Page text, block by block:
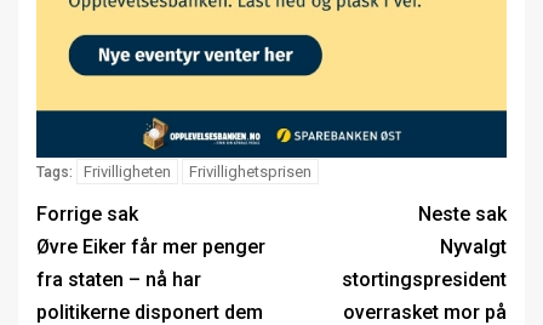
Tags: Frivilligheten Frivillighetsprisen
Forrige sak
Øvre Eiker får mer penger
fra staten – nå har
politikerne disponert dem
Neste sak
Nyvalgt
stortingspresident
overrasket mor på